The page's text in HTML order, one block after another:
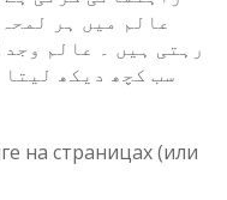
عالم میں ہر
رہتی ہیں ۔ عالم
سب کچھ دیکھ
на страницах (или